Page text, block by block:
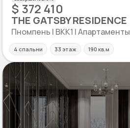
$ 372 410
THE GATSBY RESIDENCE
Пномпень | BKK1 | Апартаменты
4 спальни 33 этаж 190 кв.м